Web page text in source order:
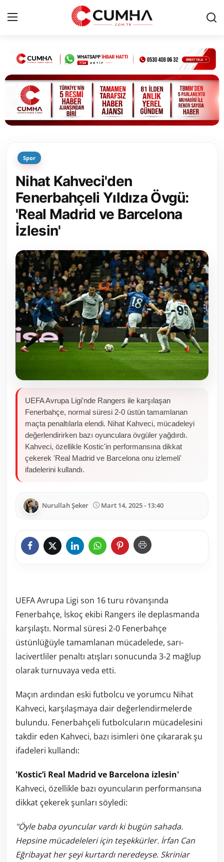
Kurumsal
Cumhurbaşkanlığı
Bakanlıklar
Siyasi Partiler
Yerel Yönetimler
Mülki İdare
Toplum ve Yaşam
Sivil Toplum Kuruluşları
Kamu Kurumları ve Üst Kurullar
Resmi Reklamlar
Spor
Nihat Kahveci'den
Fenerbahçeli Yıldıza Övgü:
'Real Madrid ve Barcelona
İzlesin'
UEFA Avrupa Ligi'nde Rangers ile karşılaşan
Fenerbahçe, normal süresi 2-0 üstün tamamlanan
maçta penaltılarla elendi. Nihat Kahveci, mücadeleyi
değerlendirirken bazı oyunculara övgüler yağdırdı.
Kahveci, özellikle Kostic'in performansına dikkat
çekerek 'Real Madrid ve Barcelona onu izlemeli'
ifadelerini kullandı.
Nurullah Şeker Mart 14, 2025 - 13:40
UEFA Avrupa Ligi son 16 turu rövanşında
Fenerbahçe, İskoç ekibi Rangers ile deplasmanda
karşılaştı. Normal süresi 2-0 Fenerbahçe
üstünlüğüyle tamamlanan mücadelede, sarı-
lacivertliler penaltı atışları sonucunda 3-2 mağlup
olarak turnuvaya veda etti.
Maçın ardından eski futbolcu ve yorumcu Nihat
Kahveci, karşılaşmaya dair değerlendirmelerde
bulundu. Fenerbahçeli futbolcuların mücadelesini
takdir eden Kahveci, bazı isimleri öne çıkararak şu
ifadeleri kullandı:
'Kostic’i Real Madrid ve Barcelona izlesin'
Kahveci, özellikle bazı oyuncuların performansına
dikkat çekerek şunları söyledi:
"Öyle baba oyuncular vardı ki bugün sahada.
Hepsine mücadeleleri için teşekkürler. İrfan Can
Eğribayat her şeyi kurtardı neredeyse. Skriniar